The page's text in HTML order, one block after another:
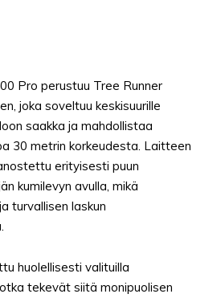
Pro perustuu Tree Runner
joka soveltuu keskisuurille
saakka ja mahdollistaa
30 metrin korkeudesta. Laitteen
erityisesti puun
kumilevyn avulla, mikä
turvallisen laskun
huolellisesti valituilla
tekevät siitä monipuolisen